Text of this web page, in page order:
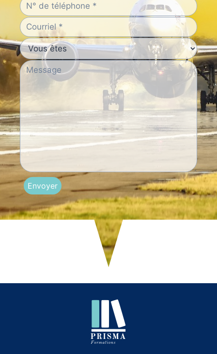
Envoyer